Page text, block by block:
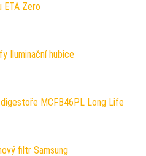
ETA Zero
Iluminační hubice
MCFB46PL Long Life
filtr Samsung